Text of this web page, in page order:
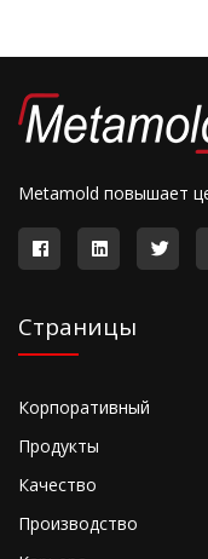
Metamold повышает
Страницы
Корпоративный
Продукты
Качество
Производство